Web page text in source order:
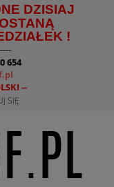
DZISIAJ
!
654
--
SIĘ